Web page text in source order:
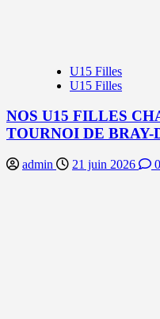
U15 Filles
U15 Filles
NOS U15 FILLES
TOURNOI DE BRAY-
admin 21 juin 2026 0